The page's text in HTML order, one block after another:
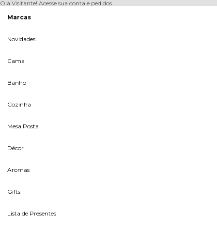
Olá Visitante! Acesse sua conta e pedidos
Marcas
Novidades
Cama
Banho
Cozinha
Mesa Posta
Décor
Aromas
Gifts
Lista de Presentes